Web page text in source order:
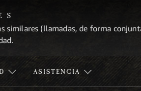
similares (llamadas, de forma
ASISTENCIA